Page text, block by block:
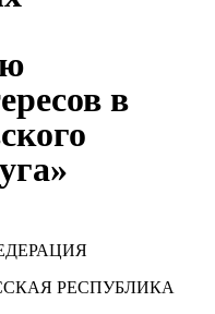
в
РЕСПУБЛИКА